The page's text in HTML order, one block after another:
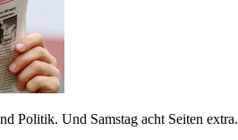
Politik. Und Samstag acht Seiten extra.